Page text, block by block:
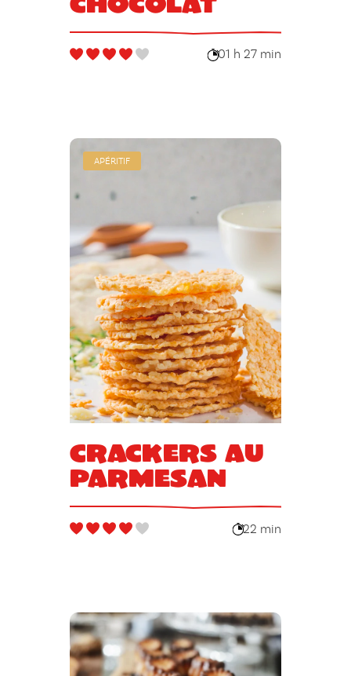
01 h 27 min
APÉRITIF
Crackers au
parmesan
22 min